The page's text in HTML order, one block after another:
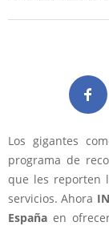
Los gigantes
programa de
que les reporten
servicios. Ahora
España en